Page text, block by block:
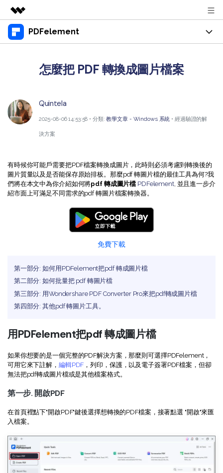
精選產品
新聞中心
PDFelement
Mac 版 PDFelement
iPhone/iPad 版 PDFelement
Android 版 PDFelement
Document Cloud
PDFelement SDK
教育界使用者
閱讀 PDF
建立 PDF
合併 PDF
壓縮 PDF
整理 PDF
專業使用者
PDF 表單
保護 PDF
批次 PDF
PDF OCR
AI PDF助理
eSign（合法）
資源
商業秘訣
OCR PDF 秘訣
教學文章 - Windows 系统
教學文章 - Mac 系统
了解更多
更多內容
免費 PDF 範本
客戶故事
影片教程
聯絡支援部門
升級至 9.0 版
教育界折扣
登入
怎麼把 PDF 轉換成圖片檔案
Quintela
2025-08-06 14:53:58 • 分類:教學文章 - Windows 系統 • 經過驗證的解
決方案
有時候你可能戶需要把PDF檔案轉換成圖片，此時則必須考慮到轉換後的
圖片質量以及是否能保存原始排板。那麼pdf 轉圖片檔的最佳工具為何?我
們將在本文中為你介紹如何將pdf 轉成圖片檔 PDFelement, 並且進一步介
紹市面上可滿足不同需求的pdf 轉圖片檔案轉換器。
免費下載
第一部分: 如何用PDFelement把pdf 轉成圖片檔
第二部分: 如何批量把 pdf 轉圖片檔
第三部分: 用Wondershare PDF Converter Pro來把pdf轉成圖片檔
第四部分: 其他pdf 轉圖片工具。
用PDFelement把pdf 轉成圖片檔
如果你想要的是一個完整的PDF解決方案，那麼則可選擇PDFelement，
可用它來下註解， 編輯PDF ，列印，保護，以及電子簽署PDF檔案，但卻
無法把pdf轉成圖片檔或是其他檔案格式。
第一步. 開啟PDF
在首頁裡點下"開啟PDF"鍵後選擇想轉換的PDF檔案，接著點選 "開啟"來匯
入檔案。